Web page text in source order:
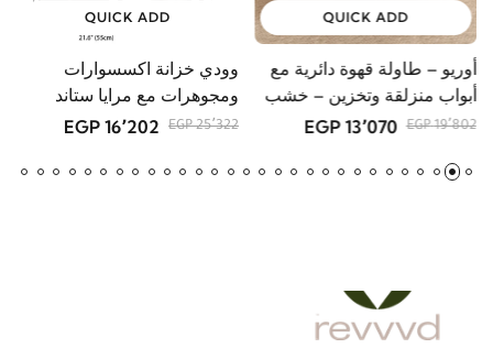
QUICK ADD
أوريو – طاولة قهوة دائرية مع
أبواب منزلقة وتخزين – خشب
طبيعي
19٬802 EGP 13٬070 EGP
QUICK ADD
وودي خزانة اكسسوارات
ومجوهرات مع مرايا ستاند
25٬322 EGP 16٬202 EGP